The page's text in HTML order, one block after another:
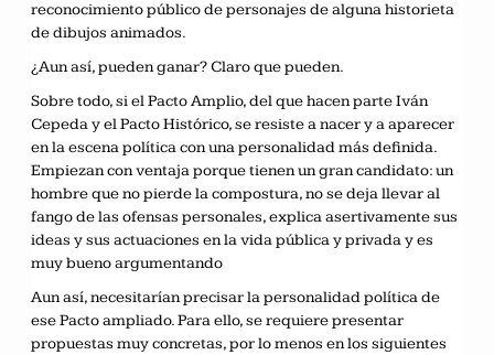
reconocimiento público de personajes de alguna historieta
de dibujos animados.
¿Aun así, pueden ganar? Claro que pueden.
Sobre todo, si el Pacto Amplio, del que hacen parte Iván
Cepeda y el Pacto Histórico, se resiste a nacer y a aparecer
en la escena política con una personalidad más definida.
Empiezan con ventaja porque tienen un gran candidato: un
hombre que no pierde la compostura, no se deja llevar al
fango de las ofensas personales, explica asertivamente sus
ideas y sus actuaciones en la vida pública y privada y es
muy bueno argumentando
Aun así, necesitarían precisar la personalidad política de
ese Pacto ampliado. Para ello, se requiere presentar
propuestas muy concretas, por lo menos en los siguientes